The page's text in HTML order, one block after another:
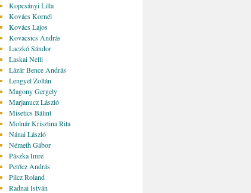
Kopcsányi Lilla
Kovács Kornél
Kovács Lajos
Kovacsics András
Laczkó Sándor
Laskai Nelli
Lázár Bence András
Lengyel Zoltán
Magony Gergely
Marjanucz László
Misetics Bálint
Molnár Krisztina Rita
Nánai László
Németh Gábor
Pászka Imre
Petőcz András
Pilcz Roland
Radnai István